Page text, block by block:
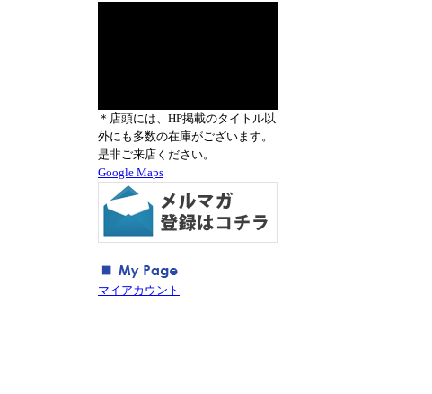
＊店頭には、HP掲載のタイトル以
外にも多数の在庫がございます。
是非ご来店ください。
Google Maps
マイアカウント